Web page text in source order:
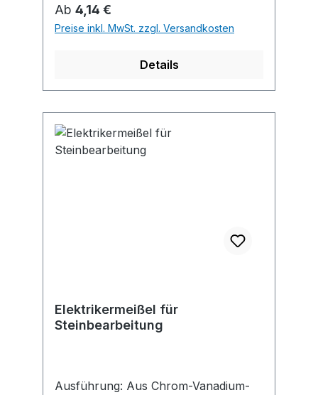
Regulärer Preis:
Ab 4,14 €
Preise inkl. MwSt. zzgl. Versandkosten
Details
Elektrikermeißel für
Steinbearbeitung
Ausführung: Aus Chrom-Vanadium-